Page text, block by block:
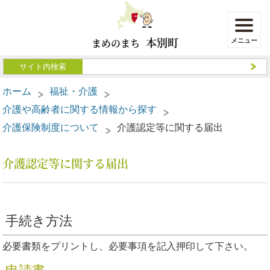
まめのまち 本別町
ホーム
福祉・介護
介護や高齢者に関する情報から探す
介護保険制度について
介護認定等に関する届出
介護認定等に関する届出
手続き方法
必要書類をプリントし、必要事項を記入押印して下さい。